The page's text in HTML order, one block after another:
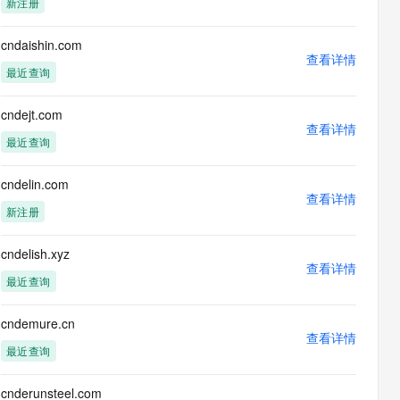
cndaishin.com
最近查询
查看详情
cndejt.com
最近查询
查看详情
cndelin.com
新注册
查看详情
cndelish.xyz
最近查询
查看详情
cndemure.cn
最近查询
查看详情
cnderunsteel.com
提取
一步搞定创意建站 构建大模型应用的安全防护体系